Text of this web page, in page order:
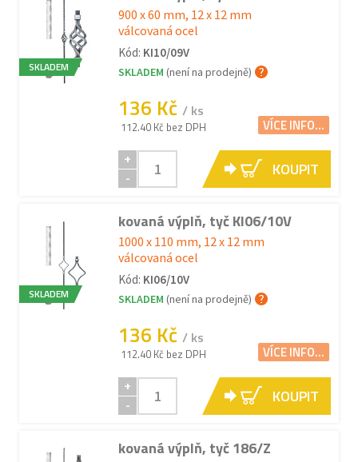
SKLADEM
900 x 60 mm, 12 x 12 mm
válcovaná ocel
Kód: KI10/09V
SKLADEM (není na prodejně)
136 Kč / ks
112.40 Kč bez DPH VÍCE INFO...
+
-
KOUPIT
SKLADEM
kovaná výplň, tyč KI06/10V
1000 x 110 mm, 12 x 12 mm
válcovaná ocel
Kód: KI06/10V
SKLADEM (není na prodejně)
136 Kč / ks
112.40 Kč bez DPH VÍCE INFO...
+
-
KOUPIT
kovaná výplň, tyč 186/Z